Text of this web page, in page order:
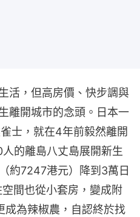
活，但高房價、快步調與
離開城市的念頭。日本一
士，就在4年前毅然離開
的離島八丈島展開新生
約7247港元）降到3萬日
間也從小套房，變成附
成為辣椒農，自認終於找